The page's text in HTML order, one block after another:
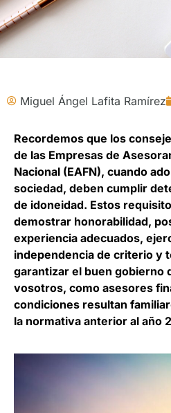
Miguel Ángel Lafita Ramírez
Recordemos que los
de las Empresas de
Nacional (EAFN), cuando
sociedad, deben cumplir
de idoneidad. Estos
demostrar honorabilidad,
experiencia adecuados,
independencia de criterio y
garantizar el buen gobierno
vosotros, como asesores
condiciones resultan
la normativa anterior al año